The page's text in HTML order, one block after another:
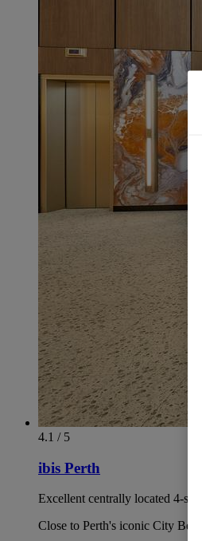
4.1 / 5
ibis Perth
Excellent centrally located 4-
Close to Perth's iconic City